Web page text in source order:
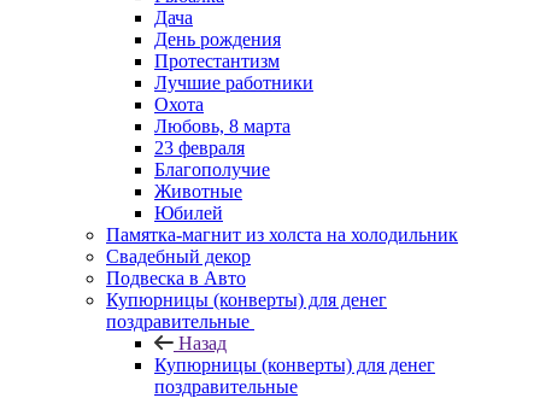
Дача
День рождения
Протестантизм
Лучшие работники
Охота
Любовь, 8 марта
23 февраля
Благополучие
Животные
Юбилей
Памятка-магнит из холста на холодильник
Свадебный декор
Подвеска в Авто
Купюрницы (конверты) для денег
поздравительные
Назад
Купюрницы (конверты) для денег
поздравительные